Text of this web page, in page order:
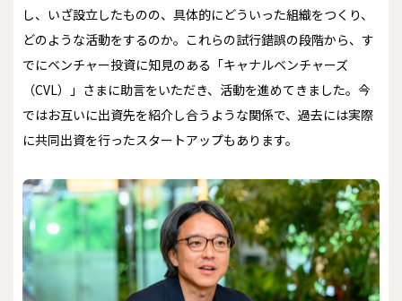
し、いざ設立したものの、具体的にどういった組織をつくり、
どのような活動をするのか――。これらの試行錯誤の段階から、す
でにベンチャー投資に知見のある「キャナルベンチャーズ
（CVL）」さまに助言をいただき、活動を進めてきました。今
ではお互いに出資先を紹介し合うような関係で、過去には実際
に共同出資を行ったスタートアップもあります。